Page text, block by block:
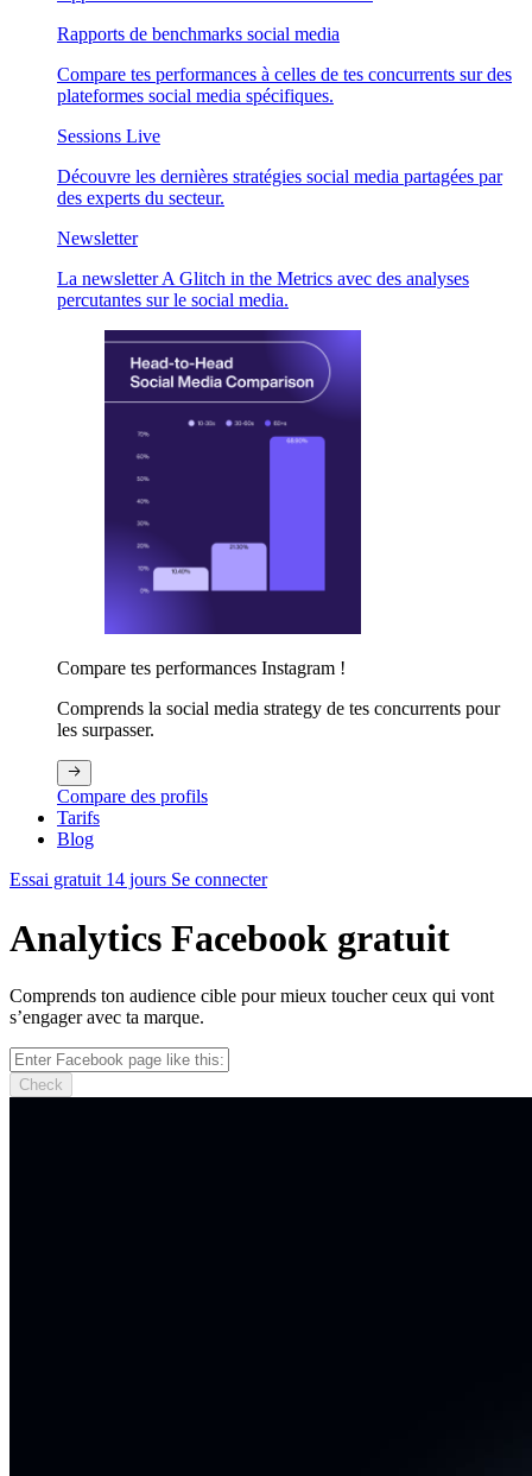
Rapports de benchmarks social media
Compare tes performances à celles de tes concurrents sur des
plateformes social media spécifiques.
Sessions Live
Découvre les dernières stratégies social media partagées par
des experts du secteur.
Newsletter
La newsletter A Glitch in the Metrics avec des analyses
percutantes sur le social media.
Compare tes performances Instagram !
Comprends la social media strategy de tes concurrents pour
les surpasser.
Compare des profils
Tarifs
Blog
Essai gratuit 14 jours Se connecter
Analytics Facebook gratuit
Comprends ton audience cible pour mieux toucher ceux qui vont
s’engager avec ta marque.
Check